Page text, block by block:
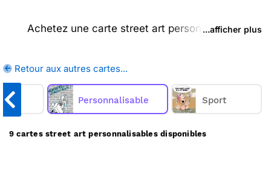
Achetez une carte street art personnalisable
une ou plusieurs cartes street art personnalisables
sur Merci Facteur, nous les imprimons et nous les
envoyons chez vous ou directement chez vos
destinataires.
Merci Facteur vous propose
cartes street art
...afficher plus
Retour aux autres cartes...
Personnalisable Sport
9 cartes street art personnalisables disponibles